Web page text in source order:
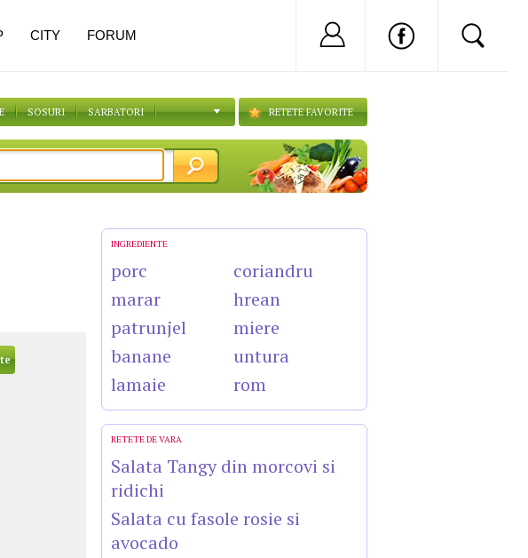
SOSURI SARBATORI RETETE FAVORITE
INGREDIENTE
porc
marar
patrunjel
banane
lamaie
coriandru
hrean
miere
untura
rom
RETETE DE VARA
Salata Tangy din morcovi si
ridichi
Salata cu fasole rosie si
avocado
CITY FORUM Nu ai cont?